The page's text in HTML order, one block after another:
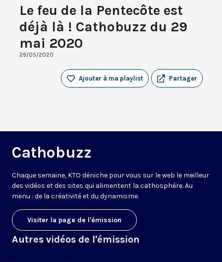
Le feu de la Pentecôte est
déjà là ! Cathobuzz du 29
mai 2020
29/05/2020
Partager
Ajouter à ma playlist
Cathobuzz
Chaque semaine, KTO déniche pour vous sur le web le meilleur
des vidéos et des sites qui alimentent la cathosphère. Au
menu : de la créativité et du dynamisme.
Visiter la page de l'émission
Autres vidéos de l'émission